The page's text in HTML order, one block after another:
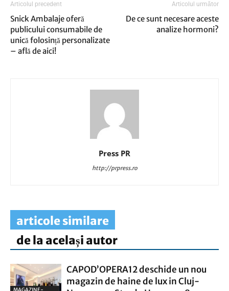
Articolul precedent
Snick Ambalaje oferă
publicului consumabile de
unică folosință personalizate
– află de aici!
Articolul următor
De ce sunt necesare aceste
analize hormoni?
Press PR
http://prpress.ro
articole similare
de la același autor
MAGAZINE-
CAPOD’OPERA12 deschide un nou
magazin de haine de lux in Cluj-